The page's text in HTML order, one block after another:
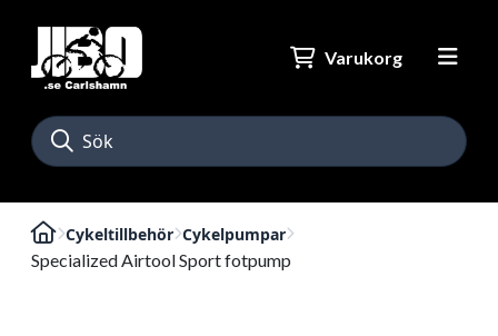
Varukorg
Cykeltillbehör Cykelpumpar
Specialized Airtool Sport fotpump